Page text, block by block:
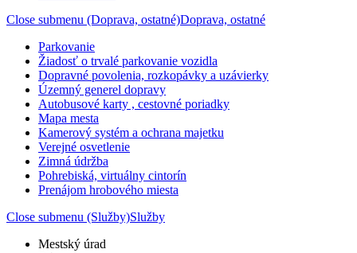
Close submenu (Doprava, ostatné)Doprava, ostatné
Parkovanie
Žiadosť o trvalé parkovanie vozidla
Dopravné povolenia, rozkopávky a uzávierky
Územný generel dopravy
Autobusové karty , cestovné poriadky
Mapa mesta
Kamerový systém a ochrana majetku
Verejné osvetlenie
Zimná údržba
Pohrebiská, virtuálny cintorín
Prenájom hrobového miesta
Close submenu (Služby)Služby
Mestský úrad